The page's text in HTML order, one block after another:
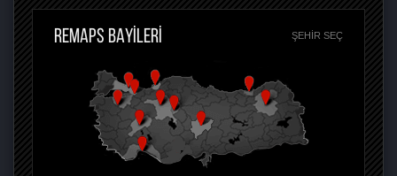
REMAPS BAYİLERİ ŞEHIR SEÇ